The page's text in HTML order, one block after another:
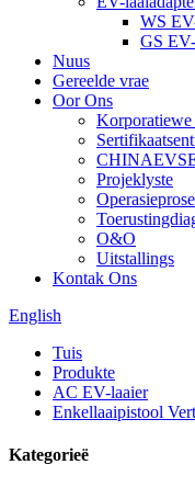
WS
GS
Nuus
Gereelde vrae
Oor Ons
Projeklyste
O&O
Uitstallings
Kontak Ons
English
Tuis
Produkte
AC EV-laaier
Enkellaaipistool
Kategorieë